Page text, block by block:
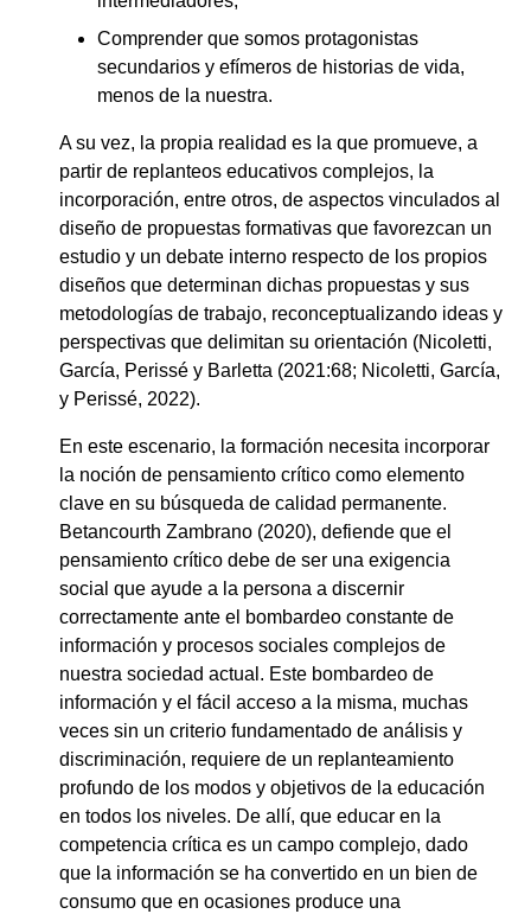
Comprender que somos protagonistas
secundarios y efímeros de historias de vida,
menos de la nuestra.
A su vez, la propia realidad es la que promueve, a
partir de replanteos educativos complejos, la
incorporación, entre otros, de aspectos vinculados al
diseño de propuestas formativas que favorezcan un
estudio y un debate interno respecto de los propios
diseños que determinan dichas propuestas y sus
metodologías de trabajo, reconceptualizando ideas y
perspectivas que delimitan su orientación (Nicoletti,
García, Perissé y Barletta (2021:68; Nicoletti, García,
y Perissé, 2022).
En este escenario, la formación necesita incorporar
la noción de pensamiento crítico como elemento
clave en su búsqueda de calidad permanente.
Betancourth Zambrano (2020), defiende que el
pensamiento crítico debe de ser una exigencia
social que ayude a la persona a discernir
correctamente ante el bombardeo constante de
información y procesos sociales complejos de
nuestra sociedad actual. Este bombardeo de
información y el fácil acceso a la misma, muchas
veces sin un criterio fundamentado de análisis y
discriminación, requiere de un replanteamiento
profundo de los modos y objetivos de la educación
en todos los niveles. De allí, que educar en la
competencia crítica es un campo complejo, dado
que la información se ha convertido en un bien de
consumo que en ocasiones produce una